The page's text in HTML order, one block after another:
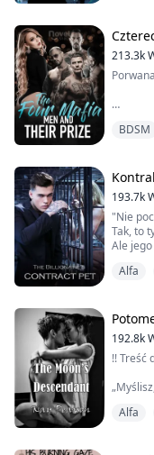
starszej
nową r...
213.3k
na
Jason
moich
jego
...
BDSM
193.7k
"Nie
Tak, to
Ale jego
studia.
obiecał
Alfa
192.8k
!! Treść
w tył po
Alfa